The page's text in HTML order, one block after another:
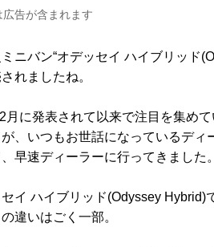
告が含まれます
ニバン“オデッセイ ハイブリッド
れましたね。
月に発表されて以来で注目を集めて
、いつもお世話になっているディ
早速ディーラーに行ってきました。
イ ハイブリッド(Odyssey Hybrid)
違いはごく一部。